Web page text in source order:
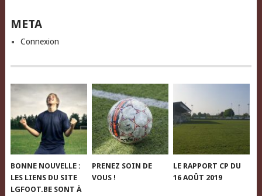
META
Connexion
BONNE NOUVELLE :
LES LIENS DU SITE
LGFOOT.BE SONT À
PRENEZ SOIN DE
VOUS !
LE RAPPORT CP DU
16 AOÛT 2019